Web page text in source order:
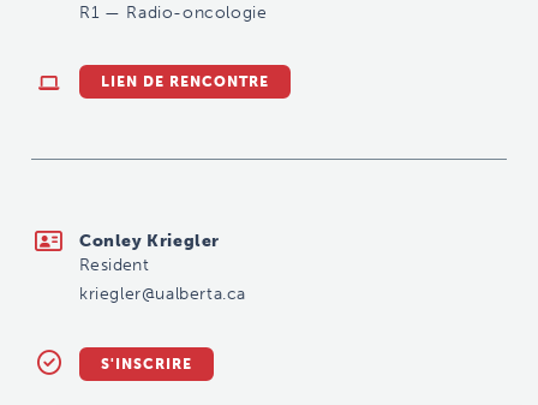
R1 — Radio-oncologie
LIEN DE RENCONTRE
Conley Kriegler
Resident
kriegler@ualberta.ca
S'INSCRIRE